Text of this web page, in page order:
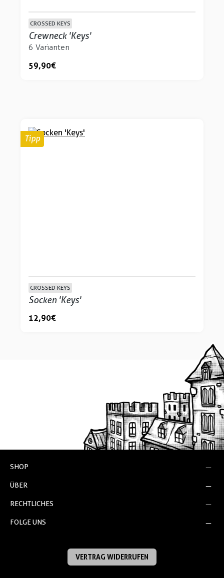
CROSSED KEYS
Crewneck 'Keys'
6 Varianten
59,90 €
Tipp
CROSSED KEYS
Socken 'Keys'
12,90 €
SHOP
ÜBER
RECHTLICHES
FOLGE UNS
VERTRAG WIDERRUFEN